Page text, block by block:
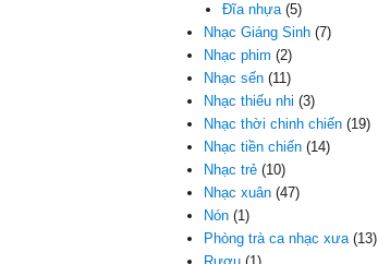
Đĩa nhựa(5)
Nhạc Giáng Sinh (7)
Nhạc phim (2)
Nhạc sến (11)
Nhạc thiếu nhi (3)
Nhạc thời chinh chiến (19)
Nhạc tiền chiến (14)
Nhạc trẻ (10)
Nhạc xuân (47)
Nón (1)
Phòng trà ca nhạc xưa(13)